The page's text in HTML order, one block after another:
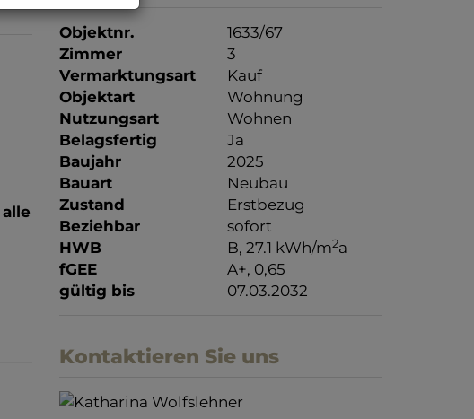
alle
Objektnr.
1633/67
Zimmer
3
Vermarktungsart
Kauf
Objektart
Wohnung
Nutzungsart
Wohnen
Belagsfertig
Ja
Baujahr
2025
Bauart
Neubau
Zustand
Erstbezug
Beziehbar
sofort
HWB
B, 27.1 kWh/m2a
fGEE
A+, 0,65
gültig bis
07.03.2032
Kontaktieren Sie uns